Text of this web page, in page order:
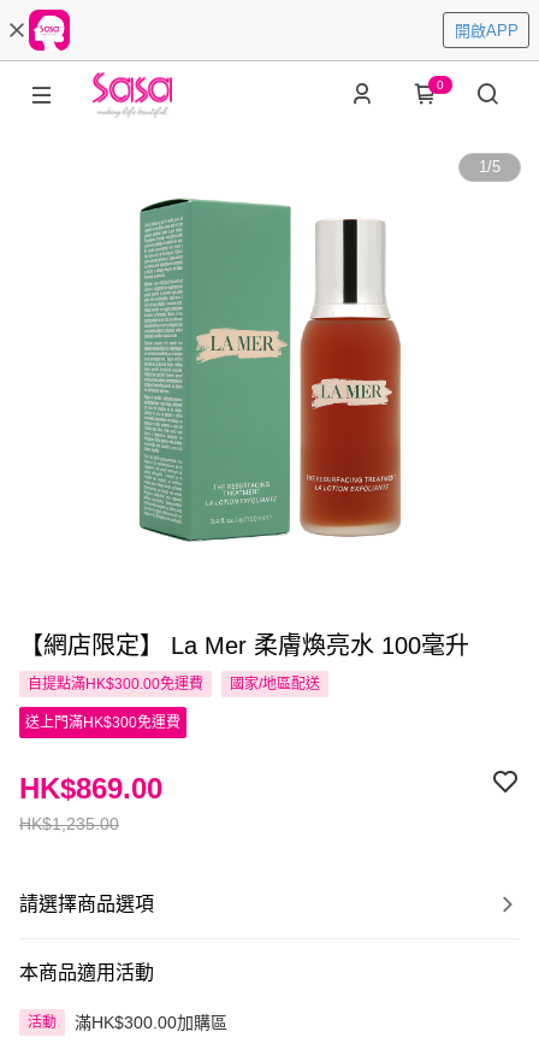
開啟APP
0
1/5
【網店限定】 La Mer 柔膚煥亮水 100毫升
自提點滿HK$300.00免運費 國家/地區配送
送上門滿HK$300免運費
HK$1,235.00
HK$869.00
請選擇商品選項
本商品適用活動
活動 滿HK$300.00加購區